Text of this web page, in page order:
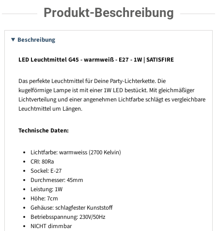
Produkt-Beschreibung
Beschreibung
LED Leuchtmittel G45 - warmweiß - E27 - 1W | SATISFIRE
Das perfekte Leuchtmittel für Deine Party-Lichterkette. Die
kugelförmige Lampe ist mit einer 1W LED bestückt. Mit gleichmäßiger
Lichtverteilung und einer angenehmen Lichtfarbe schlägt es vergleichbare
Leuchtmittel um Längen.
Technische Daten:
Lichtfarbe: warmweiss (2700 Kelvin)
CRI: 80Ra
Sockel: E-27
Durchmesser: 45mm
Leistung: 1W
Höhe: 7cm
Gehäuse: schlagfester Kunststoff
Betriebsspannung: 230V/50Hz
NICHT dimmbar